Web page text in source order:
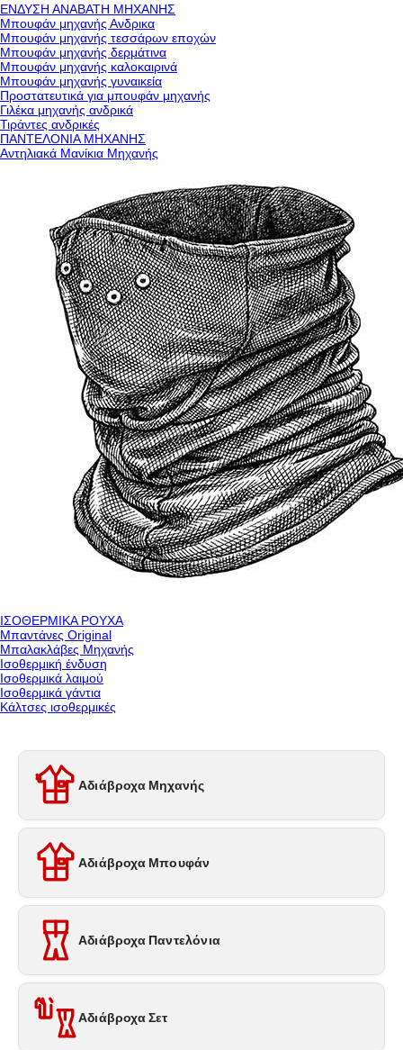
ΕΝΔΥΣΗ ΑΝΑΒΑΤΗ ΜΗΧΑΝΗΣ
Μπουφάν μηχανής Ανδρικα
Μπουφάν μηχανής τεσσάρων εποχών
Μπουφάν μηχανής δερμάτινα
Μπουφάν μηχανής καλοκαιρινά
Μπουφάν μηχανής γυναικεία
Προστατευτικά για μπουφάν μηχανής
Γιλέκα μηχανής ανδρικά
Τιράντες ανδρικές
ΠΑΝΤΕΛΟΝΙΑ ΜΗΧΑΝΗΣ
Αντηλιακά Μανίκια Μηχανής
ΙΣΟΘΕΡΜΙΚΑ ΡΟΥΧΑ
Μπαντάνες Original
Μπαλακλάβες Μηχανής
Ισοθερμική ένδυση
Ισοθερμικά λαιμού
Ισοθερμικά γάντια
Κάλτσες ισοθερμικές
Αδιάβροχα Μηχανής
Αδιάβροχα Μπουφάν
Αδιάβροχα Παντελόνια
Αδιάβροχα Σετ